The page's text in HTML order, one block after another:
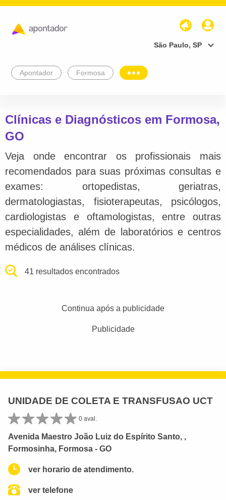
São Paulo, SP
Apontador Formosa
Clínicas e Diagnósticos em Formosa,
GO
Veja onde encontrar os profissionais mais
recomendados para suas próximas consultas e
exames: ortopedistas, geriatras,
dermatologiastas, fisioterapeutas, psicólogos,
cardiologistas e oftamologistas, entre outras
especialidades, além de laboratórios e centros
médicos de análises clínicas.
41 resultados encontrados
Continua após a publicidade
Publicidade
UNIDADE DE COLETA E TRANSFUSAO UCT
0 aval.
Avenida Maestro João Luiz do Espírito Santo, ,
Formosinha, Formosa - GO
ver horario de atendimento.
ver telefone